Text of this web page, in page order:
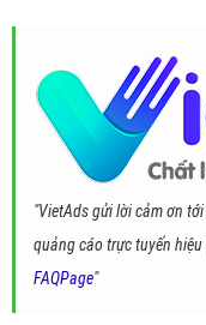
"VietAds gửi lời cảm ơn
quảng cáo trực tuyến
FAQPage"